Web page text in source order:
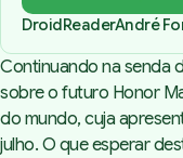
DroidReaderAndré
Continuando na senda
sobre o futuro Honor
do mundo, cuja
julho. O que esperar